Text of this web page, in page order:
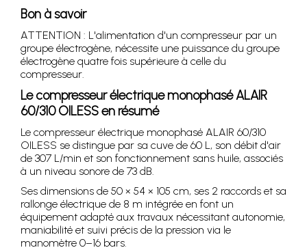
Bon à savoir
ATTENTION : L'alimentation d'un compresseur par un
groupe électrogène, nécessite une puissance du groupe
électrogène quatre fois supérieure à celle du
compresseur.
Le compresseur électrique monophasé ALAIR
60/310 OILESS en résumé
Le compresseur électrique monophasé ALAIR 60/310
OILESS se distingue par sa cuve de 60 L, son débit d'air
de 307 L/min et son fonctionnement sans huile, associés
à un niveau sonore de 73 dB.
Ses dimensions de 50 × 54 × 105 cm, ses 2 raccords et sa
rallonge électrique de 8 m intégrée en font un
équipement adapté aux travaux nécessitant autonomie,
maniabilité et suivi précis de la pression via le
manomètre 0–16 bars.